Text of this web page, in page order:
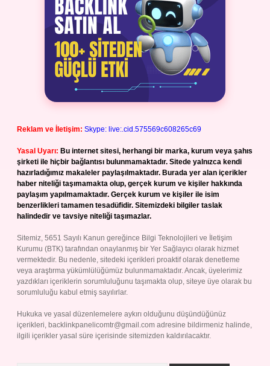
Reklam ve İletişim: Skype: live:.cid.575569c608265c69
Yasal Uyarı: Bu internet sitesi, herhangi bir marka, kurum veya şahıs
şirketi ile hiçbir bağlantısı bulunmamaktadır. Sitede yalnızca kendi
hazırladığımız makaleler paylaşılmaktadır. Burada yer alan içerikler
haber niteliği taşımamakta olup, gerçek kurum ve kişiler hakkında
paylaşım yapılmamaktadır. Gerçek kurum ve kişiler ile isim
benzerlikleri tamamen tesadüfidir. Sitemizdeki bilgiler taslak
halindedir ve tavsiye niteliği taşımazlar.
Sitemiz, 5651 Sayılı Kanun gereğince Bilgi Teknolojileri ve İletişim
Kurumu (BTK) tarafından onaylanmış bir Yer Sağlayıcı olarak hizmet
vermektedir. Bu nedenle, sitedeki içerikleri proaktif olarak denetleme
veya araştırma yükümlülüğümüz bulunmamaktadır. Ancak, üyelerimiz
yazdıkları içeriklerin sorumluluğunu taşımakta olup, siteye üye olarak bu
sorumluluğu kabul etmiş sayılırlar.
Hukuka ve yasal düzenlemelere aykırı olduğunu düşündüğünüz
içerikleri, backlinkpanelicomtr@gmail.com adresine bildirmeniz halinde,
ilgili içerikler yasal süre içerisinde sitemizden kaldırılacaktır.